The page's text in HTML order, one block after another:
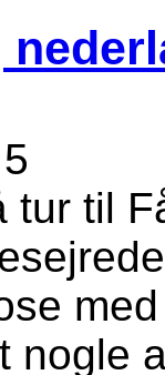
tur til
nogle